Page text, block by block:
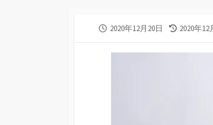
公
日
2020年12月20日
最
更
2020年12